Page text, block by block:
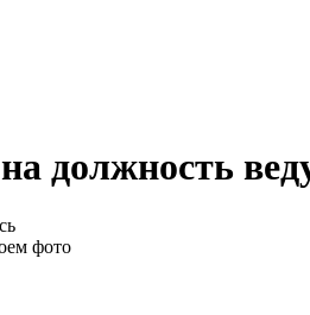
должность
фото